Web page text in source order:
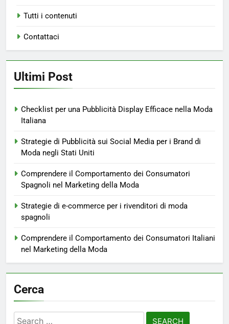
Tutti i contenuti
Contattaci
Ultimi Post
Checklist per una Pubblicità Display Efficace nella Moda
Italiana
Strategie di Pubblicità sui Social Media per i Brand di
Moda negli Stati Uniti
Comprendere il Comportamento dei Consumatori
Spagnoli nel Marketing della Moda
Strategie di e-commerce per i rivenditori di moda
spagnoli
Comprendere il Comportamento dei Consumatori Italiani
nel Marketing della Moda
Cerca
Search